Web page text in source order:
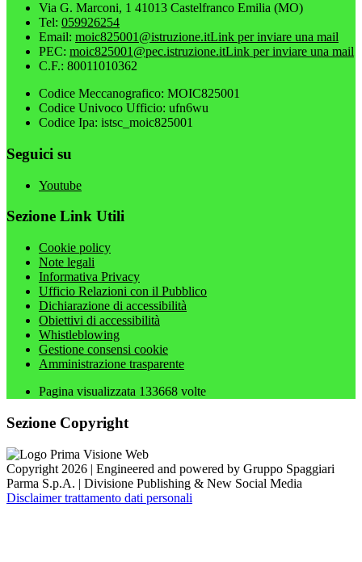
Via G. Marconi, 1 41013 Castelfranco Emilia (MO)
Tel: 059926254
Email: moic825001@istruzione.itLink per inviare una mail
PEC: moic825001@pec.istruzione.itLink per inviare una mail
C.F.: 80011010362
Codice Meccanografico: MOIC825001
Codice Univoco Ufficio: ufn6wu
Codice Ipa: istsc_moic825001
Seguici su
Youtube
Sezione Link Utili
Cookie policy
Note legali
Informativa Privacy
Ufficio Relazioni con il Pubblico
Dichiarazione di accessibilità
Obiettivi di accessibilità
Whistleblowing
Gestione consensi cookie
Amministrazione trasparente
Pagina visualizzata 133668 volte
Sezione Copyright
Copyright 2026 | Engineered and powered by Gruppo Spaggiari
Parma S.p.A. | Divisione Publishing & New Social Media
Disclaimer trattamento dati personali